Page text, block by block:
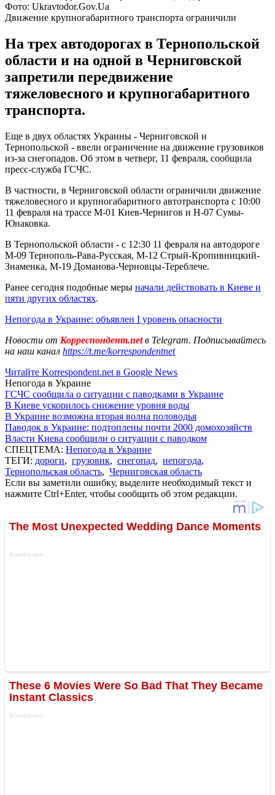
Фото: Ukravtodor.Gov.Ua
Движение крупногабаритного транспорта ограничили
На трех автодорогах в Тернопольской
области и на одной в Черниговской
запретили передвижение
тяжеловесного и крупногабаритного
транспорта.
Еще в двух областях Украины - Черниговской и
Тернопольской - ввели ограничение на движение грузовиков
из-за снегопадов. Об этом в четверг, 11 февраля, сообщила
пресс-служба ГСЧС.
В частности, в Черниговской области ограничили движение
тяжеловесного и крупногабаритного автотранспорта с 10:00
11 февраля на трассе М-01 Киев-Чернигов и Н-07 Сумы-
Юнаковка.
В Тернопольской области - с 12:30 11 февраля на автодороге
М-09 Тернополь-Рава-Русская, М-12 Стрый-Кропивницкий-
Знаменка, М-19 Доманова-Черновцы-Тереблече.
Ранее сегодня подобные меры начали действовать в Киеве и
пяти других областях.
Непогода в Украине: объявлен І уровень опасности
Новости от Корреспондент.netв Telegram. Подписывайтесь
на наш канал https://t.me/korrespondentnet
Читайте Korrespondent.net в Google News
Непогода в Украине
ГСЧС сообщила о ситуации с паводками в Украине
В Киеве ускорилось снижение уровня воды
В Украине возможна вторая волна половодья
Паводок в Украине: подтоплены почти 2000 домохозяйств
Власти Киева сообщили о ситуации с паводком
СПЕЦТЕМА: Непогода в Украине
ТЕГИ: дороги, грузовик, снегопад, непогода,
Тернопольская область, Черниговская область
Если вы заметили ошибку, выделите необходимый текст и
нажмите Ctrl+Enter, чтобы сообщить об этом редакции.